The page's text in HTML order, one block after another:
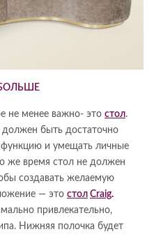
не менее важно- это стол.
должен быть достаточно
и умещать личные
же время стол не должен
создавать желаемую
— это стол Craig.
привлекательно,
Нижняя полочка будет